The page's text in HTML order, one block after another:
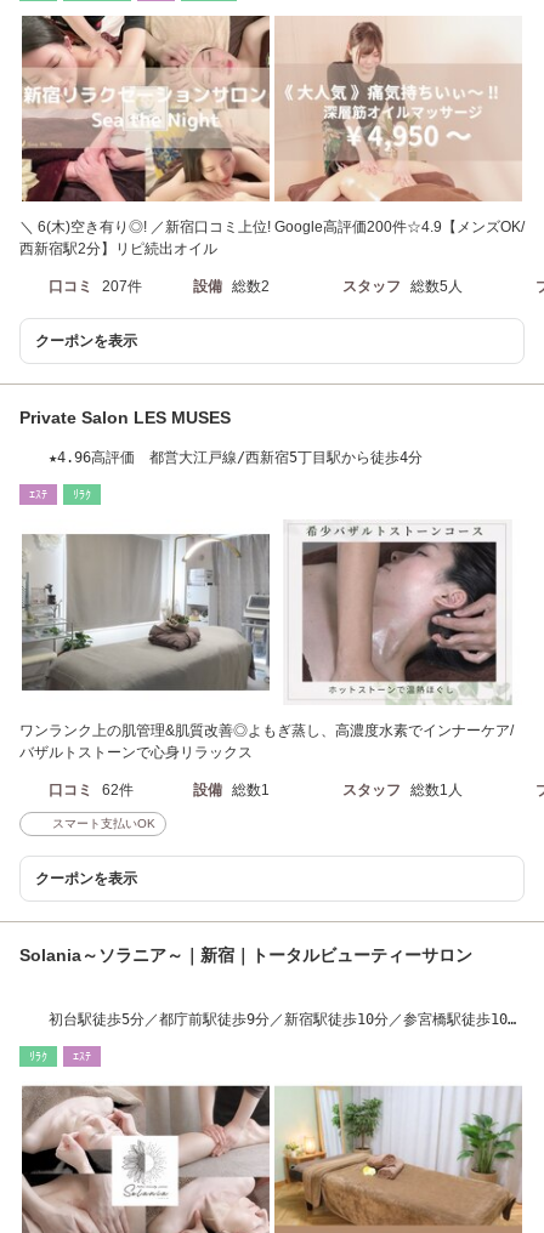
＼ 6(木)空き有り◎! ／新宿口コミ上位! Google高評価200件☆4.9【メンズOK/
西新宿駅2分】リピ続出オイル
口コミ 207件 設備 総数2 スタッフ 総数5人
クーポンを表示
Private Salon LES MUSES
★4.96高評価 都営大江戸線/西新宿5丁目駅から徒歩4分
ｴｽﾃ ﾘﾗｸ
ワンランク上の肌管理&肌質改善◎よもぎ蒸し、高濃度水素でインナーケア/
バザルトストーンで心身リラックス
口コミ 62件 設備 総数1 スタッフ 総数1人
スマート支払いOK
クーポンを表示
Solania～ソラニア～｜新宿｜トータルビューティーサロン
初台駅徒歩5分／都庁前駅徒歩9分／新宿駅徒歩10分／参宮橋駅徒歩10
ﾘﾗｸ ｴｽﾃ